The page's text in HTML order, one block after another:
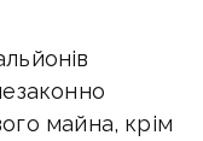
майна, крім